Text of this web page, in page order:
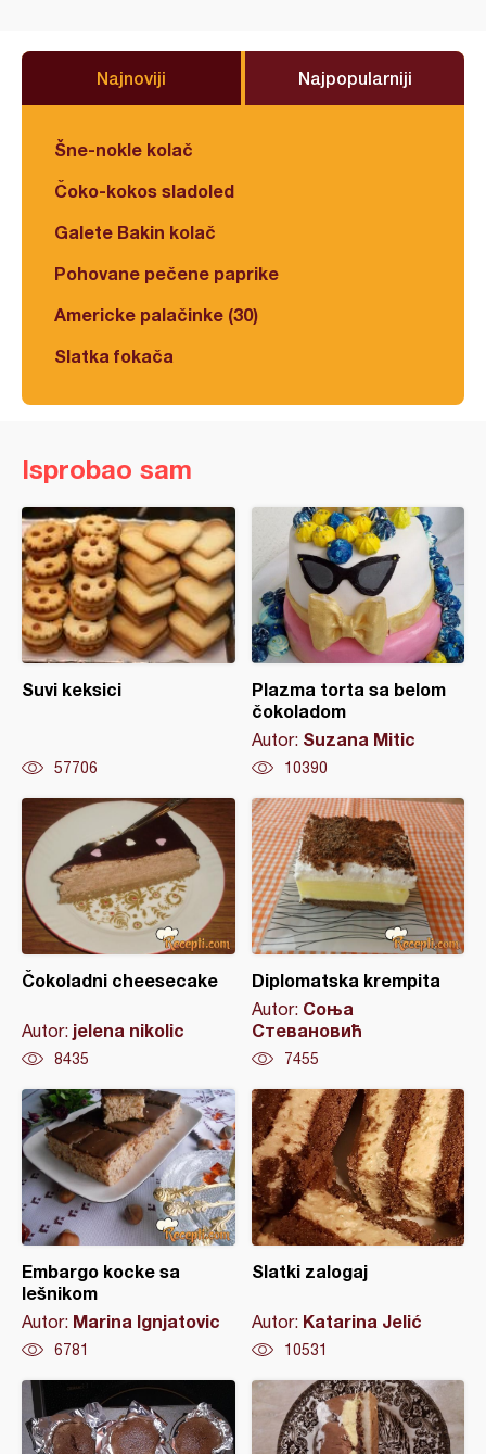
Najnoviji Najpopularniji
Šne-nokle kolač
Čoko-kokos sladoled
Galete Bakin kolač
Pohovane pečene paprike
Americke palačinke (30)
Slatka fokača
Isprobao sam
Suvi keksici
57706
Plazma torta sa belom
čokoladom
Autor: Suzana Mitic
10390
Čokoladni cheesecake
Autor: jelena nikolic
8435
Diplomatska krempita
Autor: Соња
Стевановић
7455
Embargo kocke sa
lešnikom
Autor: Marina Ignjatovic
6781
Slatki zalogaj
Autor: Katarina Jelić
10531